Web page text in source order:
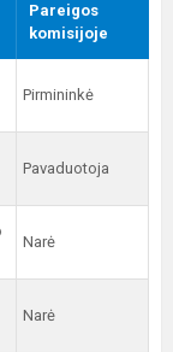
Pareigos
komisijoje
Pirmininkė
Pavaduotoja
Narė
Narė